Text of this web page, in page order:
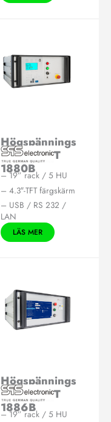
Högspännings
provare KT
1880B
– 19” rack / 5 HU
– 4.3″-TFT färgskärm
– USB / RS 232 /
LAN
LÄS MER
Högspännings
provare KT
1886B
– 19” rack / 5 HU